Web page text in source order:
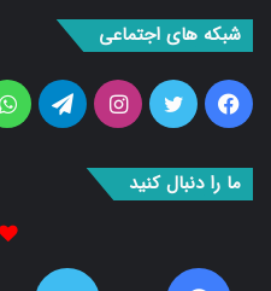
فیس
بوک
توییتراینستاگرامتلگرام